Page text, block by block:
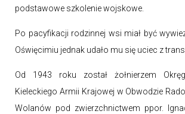
podstawowe szkolenie wojskowe.
Po pacyfikacji rodzinnej wsi miał być
Oświęcimiu jednak udało mu się uciec z
Od 1943 roku został żołnierzem
Kieleckiego Armii Krajowej w Obwodzie
Wolanów pod zwierzchnictwem ppor.